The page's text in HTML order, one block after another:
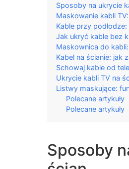
Sposoby na ukrycie
Maskowanie kabli
Kable przy
Jak ukryć kable bez
Maskownica do
Kabel na ścianie: jak
Schowaj kable od
Ukrycie kabli TV na
Listwy maskujące:
Polecane artykuły
Polecane artykuły
Sposoby